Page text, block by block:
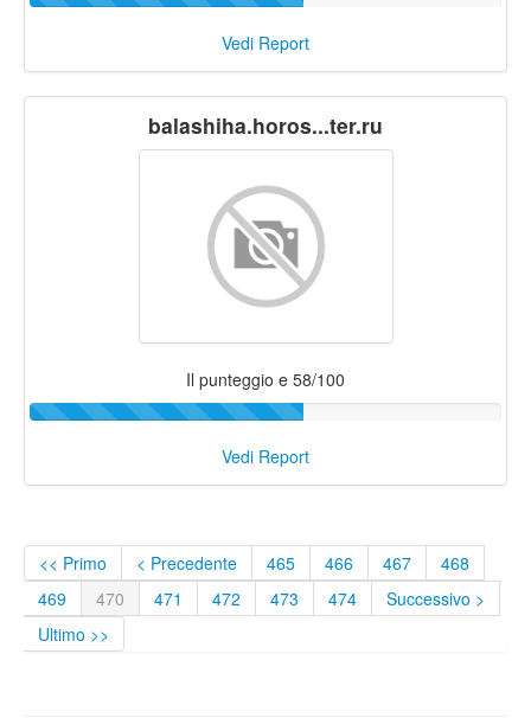
Vedi Report
balashiha.horos...ter.ru
Il punteggio e 58/100
Vedi Report
<< Primo < Precedente 465 466 467
468
469
470 471 472 473 474
Successivo >
Ultimo >>